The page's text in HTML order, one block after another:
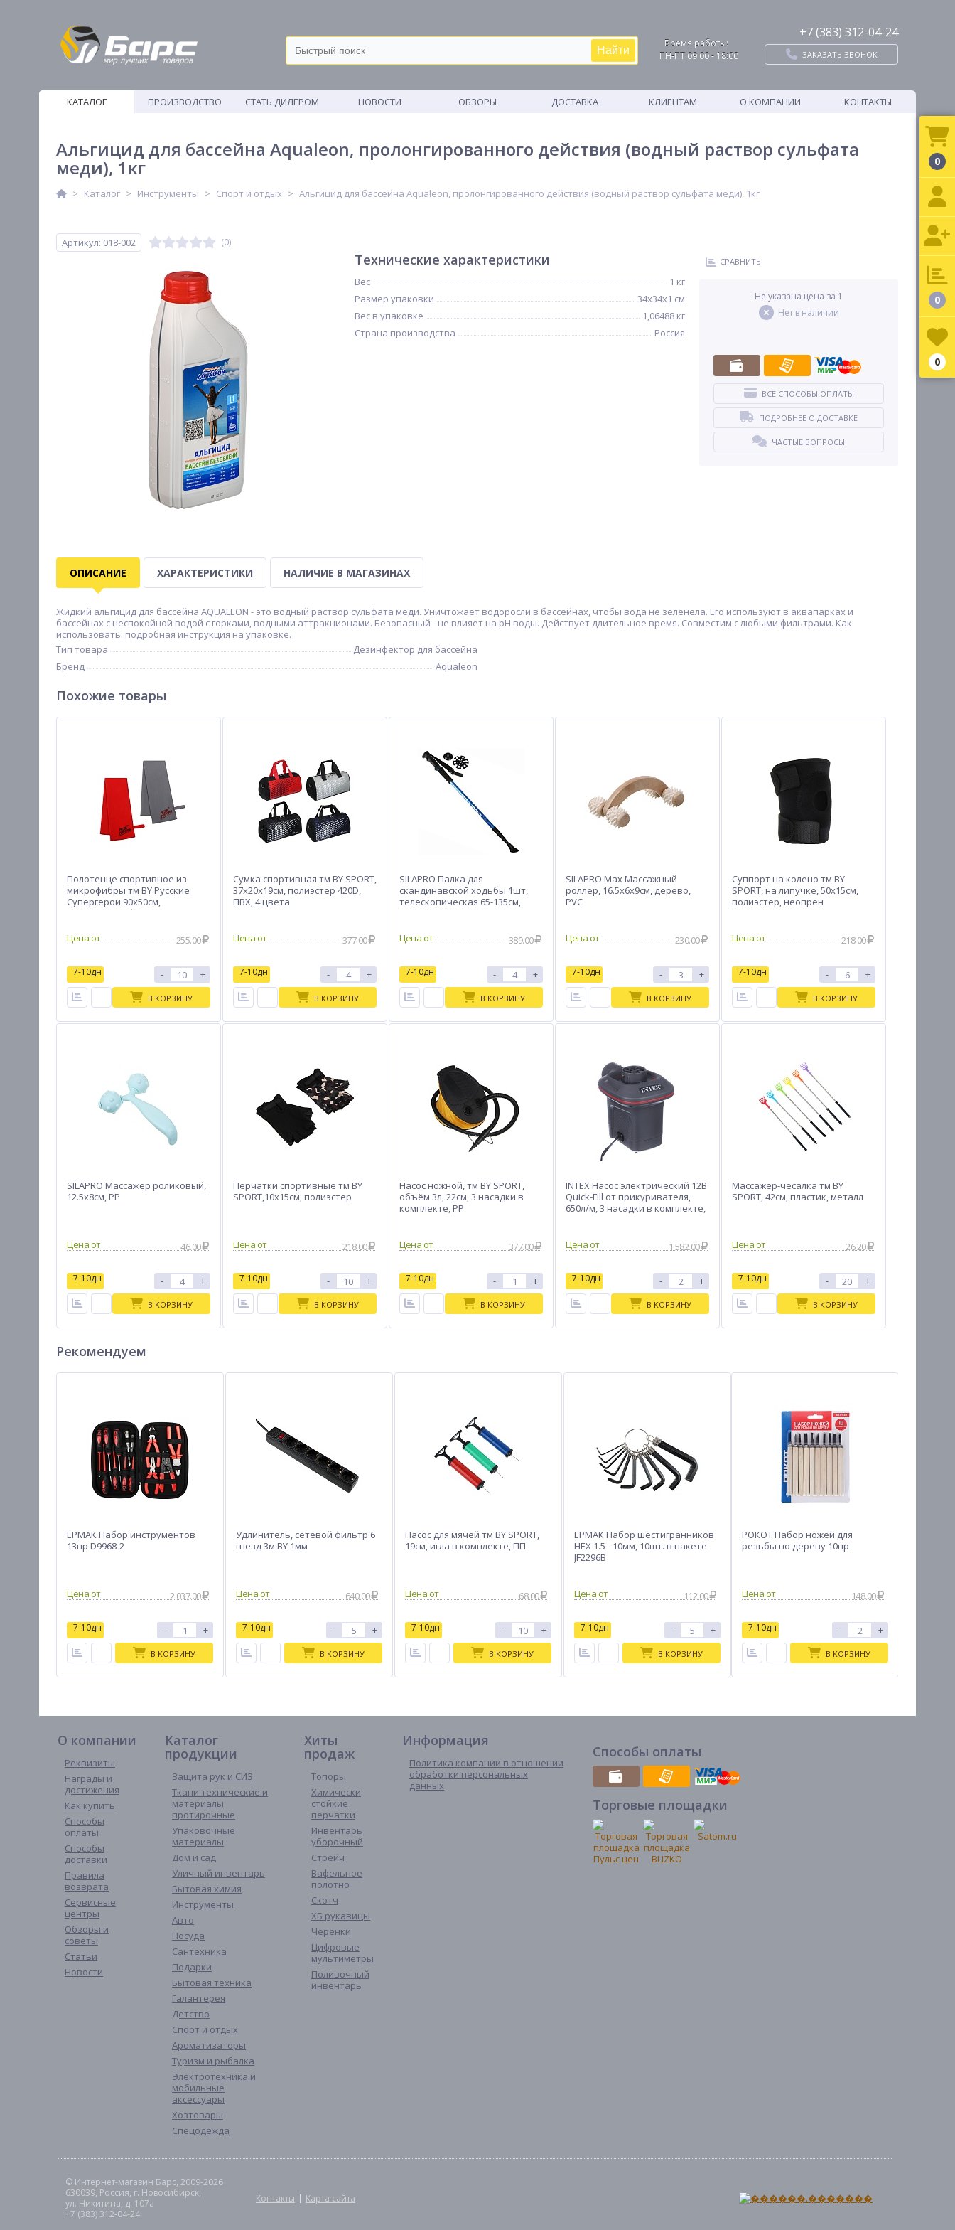
Найти
Время работы:
ПН-ПТ 09:00 - 18:00
+7 (383) 312-04-24
ЗАКАЗАТЬ ЗВОНОК
КАТАЛОГ
ПРОИЗВОДСТВО
СТАТЬ ДИЛЕРОМ НОВОСТИ ОБЗОРЫ ДОСТАВКА КЛИЕНТАМ О КОМПАНИИ КОНТАКТЫ
Альгицид для бассейна Aqualeon, пролонгированного действия (водный раствор сульфата
меди), 1кг
Каталог Инструменты Спорт и отдых Альгицид для бассейна Aqualeon, пролонгированного действия (водный раствор сульфата меди), 1кг
Артикул: 018-002 (0)
Технические характеристики
Вес
1 кг
Размер упаковки
34х34х1 см
Вес в упаковке
1,06488 кг
Страна производства
Россия
СРАВНИТЬ
Не указана цена за 1
Нет в наличии
ВСЕ СПОСОБЫ ОПЛАТЫ
ПОДРОБНЕЕ О ДОСТАВКЕ
ЧАСТЫЕ ВОПРОСЫ
ОПИСАНИЕ ХАРАКТЕРИСТИКИ НАЛИЧИЕ В МАГАЗИНАХ
Жидкий альгицид для бассейна AQUALEON - это водный раствор сульфата меди. Уничтожает водоросли в бассейнах, чтобы вода не зеленела. Его используют в аквапарках и
бассейнах с неспокойной водой с горками, водными аттракционами. Безопасный - не влияет на pH воды. Действует длительное время. Совместим с любыми фильтрами. Как
использовать: подробная инструкция на упаковке.
Тип товара
Дезинфектор для бассейна
Бренд
Aqualeon
Похожие товары
Полотенце спортивное из
микрофибры тм BY Русские
Супергерои 90х50см,
полиэстер, нейлон, 2 цвета
Цена от
255.00
7-10дн - +
В КОРЗИНУ
Сумка спортивная тм BY SPORT,
37х20х19см, полиэстер 420D,
ПВХ, 4 цвета
Цена от 377.00
7-10дн - +
В КОРЗИНУ
SILAPRO Палка для
скандинавской ходьбы 1шт,
телескопическая 65-135см,
Цена от
389.00
7-10дн - +
В КОРЗИНУ
SILAPRO Max Массажный
роллер, 16.5х6х9см, дерево,
PVC
Цена от 230.00
7-10дн - +
В КОРЗИНУ
Суппорт на колено тм BY
SPORT, на липучке, 50х15см,
полиэстер, неопрен
Цена от 218.00
7-10дн - +
В КОРЗИНУ
SILAPRO Массажер роликовый,
12.5x8см, PP
Цена от 46.00
7-10дн - +
В КОРЗИНУ
Перчатки спортивные тм BY
SPORT,10х15см, полиэстер
Цена от 218.00
7-10дн - +
В КОРЗИНУ
Насос ножной, тм BY SPORT,
объём 3л, 22см, 3 насадки в
комплекте, РР
Цена от 377.00
7-10дн - +
В КОРЗИНУ
INTEX Насос электрический 12В
Quick-Fill от прикуривателя,
650л/м, 3 насадки в комплекте,
Цена от
1 582.00
7-10дн - +
В КОРЗИНУ
Массажер-чесалка тм BY
SPORT, 42см, пластик, металл
Цена от 26.20
7-10дн - +
В КОРЗИНУ
Рекомендуем
ЕРМАК Набор инструментов
13пр D9968-2
2 037.00
7-10дн - +
В КОРЗИНУ
Удлинитель, сетевой фильтр 6
гнезд 3м BY 1мм
640.00
7-10дн - +
В КОРЗИНУ
Насос для мячей тм BY SPORT,
19см, игла в комплекте, ПП
68.00
7-10дн - +
В КОРЗИНУ
ЕРМАК Набор шестигранников
HEX 1.5 - 10мм, 10шт. в пакете
JF2296B
112.00
7-10дн - +
В КОРЗИНУ
РОКОТ Набор ножей для
резьбы по дереву 10пр
148.00
7-10дн - +
В КОРЗИНУ
О компании
Реквизиты
Награды и
достижения
Как купить
Способы
оплаты
Способы
доставки
Правила
возврата
Сервисные
центры
Обзоры и
советы
Статьи
Новости
Каталог
продукции
Защита рук и СИЗ
Ткани технические и
материалы
протирочные
Упаковочные
материалы
Дом и сад
Уличный инвентарь
Бытовая химия
Инструменты
Авто
Посуда
Сантехника
Подарки
Бытовая техника
Галантерея
Детство
Спорт и отдых
Ароматизаторы
Туризм и рыбалка
Электротехника и
мобильные
аксессуары
Хозтовары
Спецодежда
Хиты
продаж
Топоры
Химически
стойкие
перчатки
Инвентарь
уборочный
Стрейч
Вафельное
полотно
Скотч
ХБ рукавицы
Черенки
Цифровые
мультиметры
Поливочный
инвентарь
Информация
Политика компании в отношении
обработки персональных
данных
Способы оплаты
Торговые площадки
© Интернет-магазин Барс, 2009-2026
630039, Россия, г. Новосибирск,
ул. Никитина, д. 107а
+7 (383) 312-04-24
Контакты Карта сайта
0
0
0